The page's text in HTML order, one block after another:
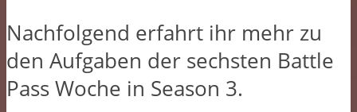
Nachfolgend erfahrt ihr mehr zu
den Aufgaben der sechsten Battle
Pass Woche in Season 3.